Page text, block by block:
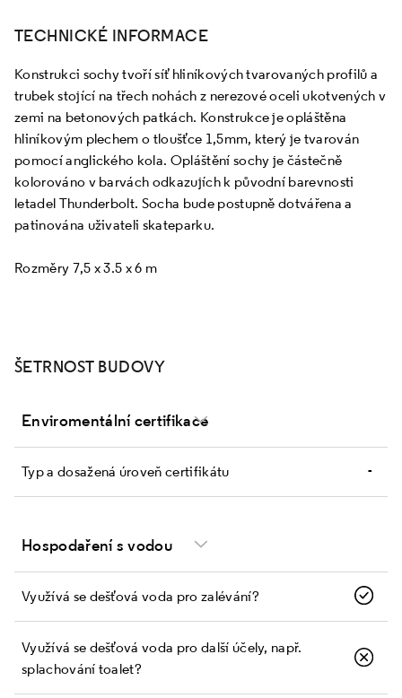
TECHNICKÉ INFORMACE
Konstrukci sochy tvoří síť hliníkových tvarovaných profilů a
trubek stojící na třech nohách z nerezové oceli ukotvených v
zemi na betonových patkách. Konstrukce je opláštěna
hliníkovým plechem o tloušťce 1,5mm, který je tvarován
pomocí anglického kola. Opláštění sochy je částečně
kolorováno v barvách odkazujích k původní barevnosti
letadel Thunderbolt. Socha bude postupně dotvářena a
patinována uživateli skateparku.
Rozměry 7,5 x 3.5 x 6 m
ŠETRNOST BUDOVY
Enviromentální certifikace
Typ a dosažená úroveň certifikátu -
Hospodaření s vodou
Využívá se dešťová voda pro zalévání?
Využívá se dešťová voda pro další účely, např.
splachování toalet?